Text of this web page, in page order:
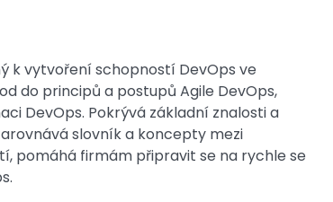
k vytvoření schopností DevOps ve
do principů a postupů Agile DevOps,
DevOps. Pokrývá základní znalosti a
slovník a koncepty mezi
pomáhá firmám připravit se na rychle se